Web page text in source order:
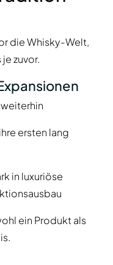
die Whisky-Welt,
zuvor.
ersten lang
in luxuriöse
ein Produkt als